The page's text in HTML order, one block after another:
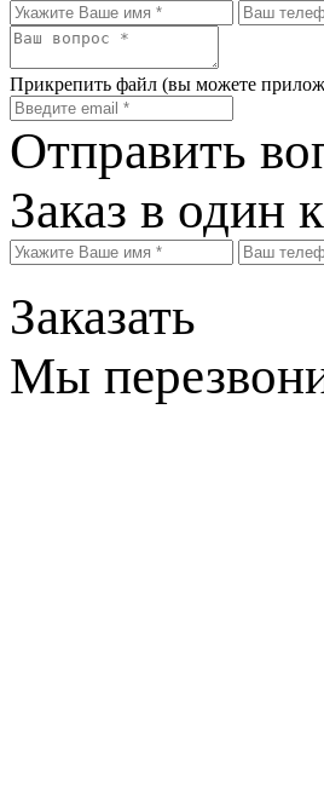
Прикрепить файл (вы можете
Отправить
Заказ в один
Заказать
Мы